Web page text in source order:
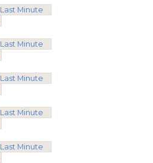
Last Minute
Last Minute
Last Minute
Last Minute
Last Minute